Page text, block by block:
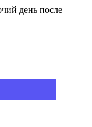
день после